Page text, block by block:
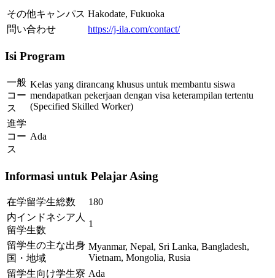
その他キャンパス Hakodate, Fukuoka
問い合わせ
https://j-ila.com/contact/
Isi Program
一般
コー
ス
Kelas yang dirancang khusus untuk membantu siswa
mendapatkan pekerjaan dengan visa keterampilan tertentu
(Specified Skilled Worker)
進学
コー
ス
Ada
Informasi untuk Pelajar Asing
在学留学生総数
180
内インドネシア人
留学生数
1
留学生の主な出身
国・地域
Myanmar, Nepal, Sri Lanka, Bangladesh,
Vietnam, Mongolia, Rusia
留学生向け学生寮 Ada